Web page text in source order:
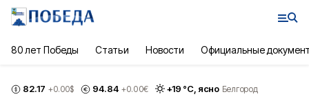
80 лет Победы Статьи Новости Официальные
82.17 +0.00$ 94.84 +0.00€ +19 °С, ясно Белгород